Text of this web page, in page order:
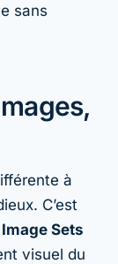
sans
à
C’est
Image Sets
visuel du